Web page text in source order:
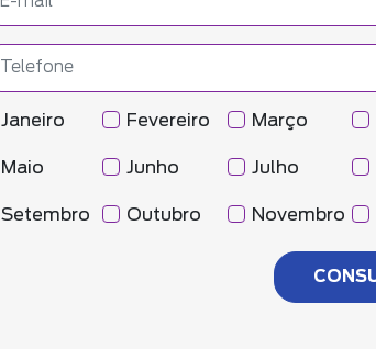
Janeiro Fevereiro Março
Maio Junho Julho
Setembro Outubro Novembro